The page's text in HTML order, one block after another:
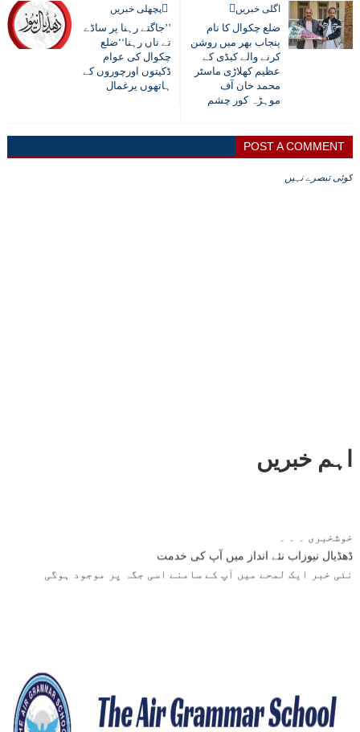
اگلی خبریں
ضلع چکوال کا نام
پنجاب بھر میں روشن
کرنے والے کبڈی کے
عظیم کھلاڑی ماسٹر
محمد خان آف
موہڑہ کور چشم
پچھلی خبریں
’’جاگتے رہنا پر ساڈے
تے ناں رہنا‘‘ضلع
چکوال کی عوام
ڈکیتوں اورچوروں کے
ہاتھوں یرغمال
POST A COMMENT
کوئی تبصرے نہیں
اہم خبریں
ڈھڈیال نیوزاب نئے انداز میں آپ کی خدمت
نئی خبر ایک لمحے میں آپ کے سامنے اسی جگہ پر موجود ہوگی